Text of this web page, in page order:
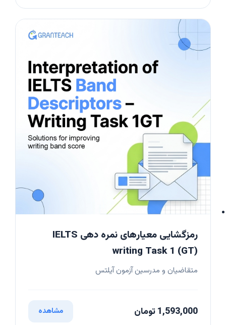
رمزگشایی معیارهای نمره دهی IELTS
writing Task 1 (GT)
متقاضیان و مدرسین آزمون آیلتس
1,593,000 تومان مشاهده